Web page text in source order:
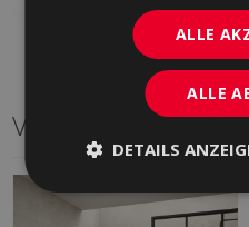
Verwandte Serien
ALLE
ALLE
DETAILS